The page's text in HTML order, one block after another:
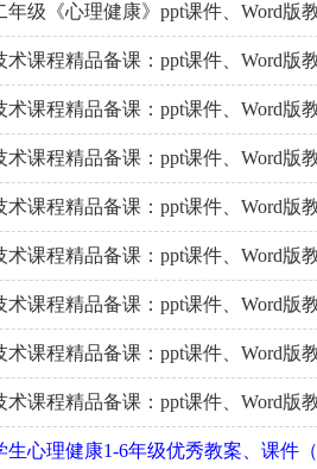
级《心理健康》ppt课件、Word版
课程精品备课：ppt课件、Word版
课程精品备课：ppt课件、Word版
课程精品备课：ppt课件、Word版
课程精品备课：ppt课件、Word版
课程精品备课：ppt课件、Word版
课程精品备课：ppt课件、Word版
课程精品备课：ppt课件、Word版
课程精品备课：ppt课件、Word版
生心理健康1-6年级优秀教案、课件（